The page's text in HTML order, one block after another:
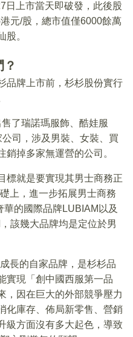
日上市當天即破發，此後股
元/股，總市值僅6000餘萬
股。
品牌上市前，杉杉股份實行
了瑞諾瑪服飾、酷娃服
司，涉及男裝、女裝、買
掉多家無運營的公司。
標就是要實現其男士商務正
上，進一步拓展男士商務
的國際品牌LUBIAM以及
該幾大品牌均是定位於男
長的自家品牌，是杉杉品
實現「創中國西服第一品
，因在巨大的外部競爭壓力
化庫存、佈局新零售、營銷
級方面沒有多大起色，導致